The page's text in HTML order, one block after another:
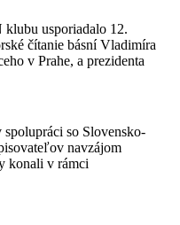
klubu usporiadalo 12.
čítanie básní Vladimíra
v Prahe, a prezidenta
so Slovensko-
navzájom
konali v rámci